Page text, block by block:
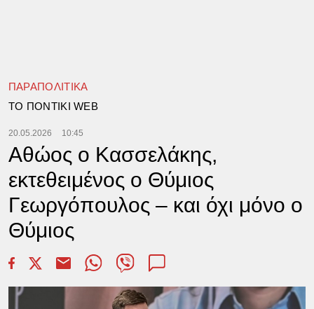
ΠΑΡΑΠΟΛΙΤΙΚΑ
TΟ ΠΟΝΤΙΚΙ WEB
20.05.2026 10:45
Αθώος ο Κασσελάκης,
εκτεθειμένος ο Θύμιος
Γεωργόπουλος – και όχι μόνο ο
Θύμιος